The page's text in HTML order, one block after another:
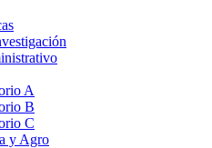
A
B
C
y Agro